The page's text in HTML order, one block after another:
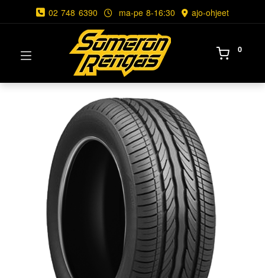
02 748 6390 ma-pe 8-16:30 ajo-ohjeet
0